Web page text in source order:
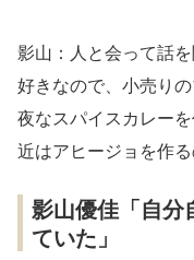
影山：人と会って話
好きなので、小売り
夜なスパイスカレー
近はアヒージョを作る
影山優佳「自分
ていた」